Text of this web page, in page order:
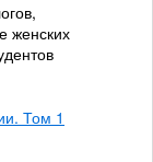
женских
Том 1